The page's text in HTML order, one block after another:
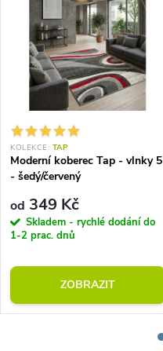
KOLEKCE: TAP
Moderní koberec Tap - vlnky 5
- šedý/červený
od 349 Kč
Skladem - rychlé dodání do
1-2 prac. dnů
ZOBRAZIT